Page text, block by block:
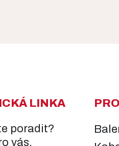
LINKA
poradit?
vás.